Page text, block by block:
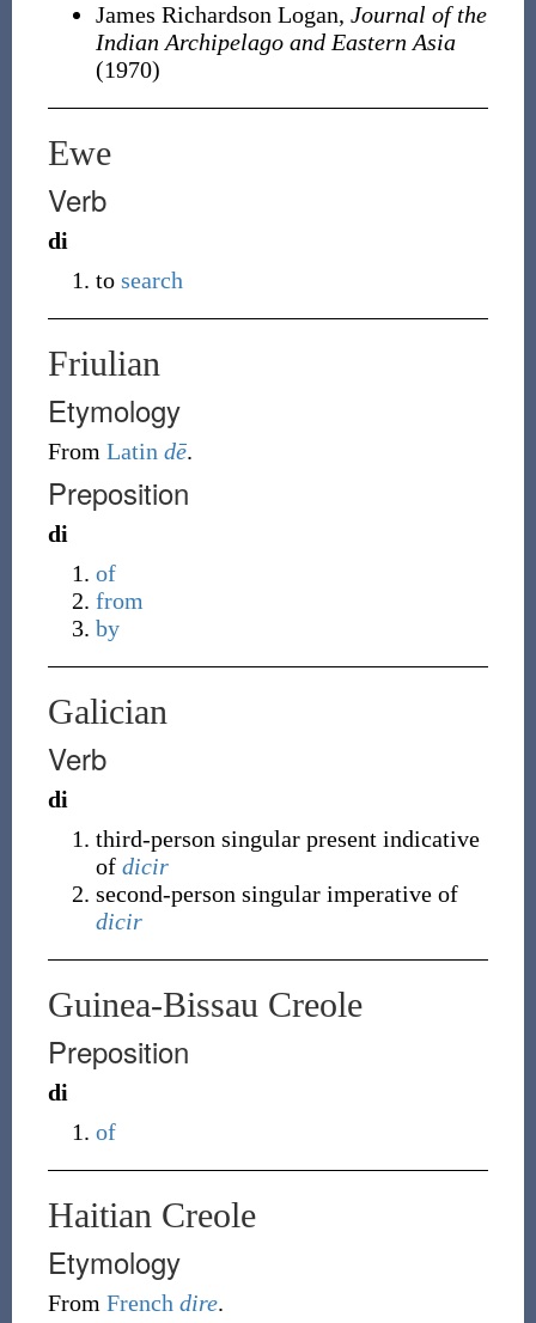
James Richardson Logan, Journal of the
Indian Archipelago and Eastern Asia
(1970)
Ewe
Verb
di
to search
Friulian
Etymology
From Latin dē.
Preposition
di
of
from
by
Galician
Verb
di
third-person singular present indicative
of dicir
second-person singular imperative of
dicir
Guinea-Bissau Creole
Preposition
di
of
Haitian Creole
Etymology
From French dire.